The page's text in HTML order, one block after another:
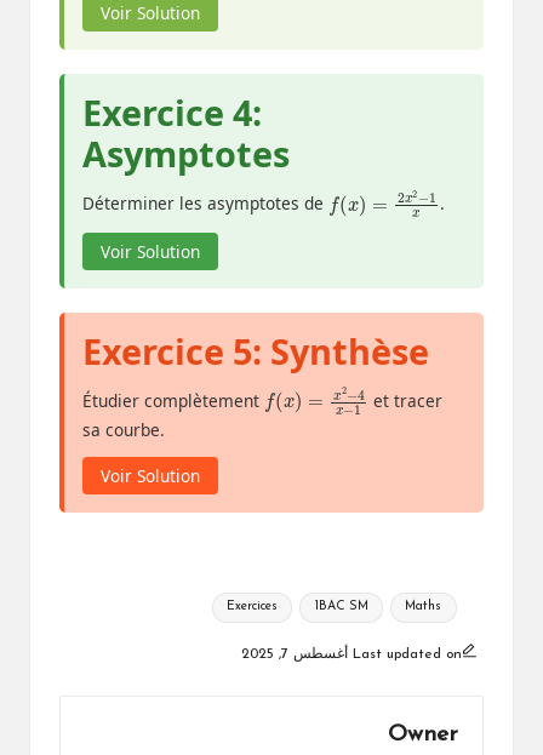
Voir Solution
Exercice 4:
Asymptotes
Déterminer les asymptotes de
(x = 2−1 x
.
Voir Solution
Exercice 5: Synthèse
Étudier complètement
(x = −4 x
−1
et tracer
sa courbe.
Voir Solution
Tags:
Exercices 1BAC SM Maths
Last updated on أغسطس 7, 2025
Owner